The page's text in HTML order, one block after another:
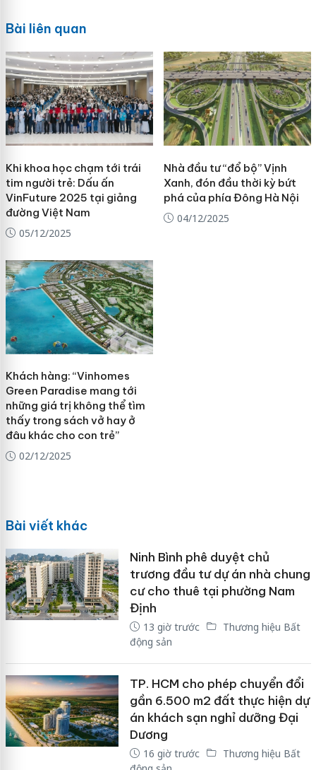
Bài liên quan
Khi khoa học chạm tới trái
tim người trẻ: Dấu ấn
VinFuture 2025 tại giảng
đường Việt Nam
05/12/2025
Nhà đầu tư “đổ bộ” Vịnh
Xanh, đón đầu thời kỳ bứt
phá của phía Đông Hà Nội
04/12/2025
Khách hàng: “Vinhomes
Green Paradise mang tới
những giá trị không thể tìm
thấy trong sách vở hay ở
đâu khác cho con trẻ”
02/12/2025
Bài viết khác
Ninh Bình phê duyệt chủ
trương đầu tư dự án nhà chung
cư cho thuê tại phường Nam
Định
13 giờ trước
Thương hiệu Bất
động sản
TP. HCM cho phép chuyển đổi
gần 6.500 m2 đất thực hiện dự
án khách sạn nghỉ dưỡng Đại
Dương
16 giờ trước
Thương hiệu Bất